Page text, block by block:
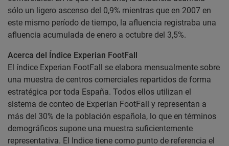
sólo un ligero ascenso del 0,9% mientras que en 2007 en
este mismo período de tiempo, la afluencia registraba una
afluencia acumulada de enero a octubre del 3,5%.
Acerca del Índice Experian FootFall
El índice Experian FootFall se elabora mensualmente sobre
una muestra de centros comerciales repartidos de forma
estratégica por toda España. Todos ellos utilizan el
sistema de conteo de Experian FootFall y representan a
más del 30% de la población española, lo que en términos
demográficos supone una muestra suficientemente
representativa. El Indice tiene como punto de referencia el